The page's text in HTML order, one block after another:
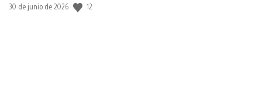
Fecha
30 de junio de 2026 12